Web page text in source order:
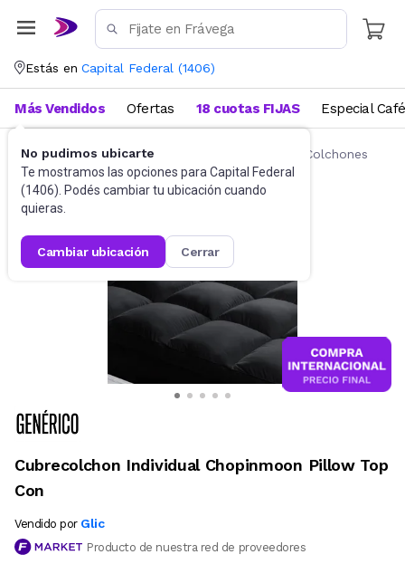
Estás en Capital Federal (1406)
No pudimos ubicarte
Te mostramos las opciones para Capital Federal
(1406). Podés cambiar tu ubicación cuando
quieras.
cambiar ubicación cerrar
Más Vendidos Ofertas 18 cuotas FIJAS Especial Café
Ropa de cama Fundas y Protectores para Colchones
Cubrecolchon Individual Chopinmoon Pillow Top
Con
Vendido por Glic
Producto de nuestra red de proveedores